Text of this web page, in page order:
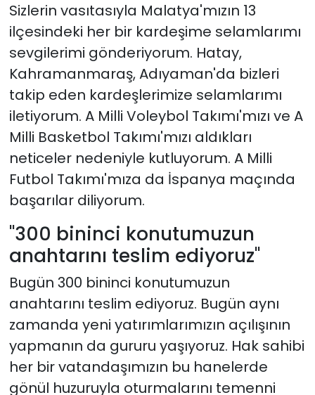
Sizlerin vasıtasıyla Malatya'mızın 13
ilçesindeki her bir kardeşime selamlarımı
sevgilerimi gönderiyorum. Hatay,
Kahramanmaraş, Adıyaman'da bizleri
takip eden kardeşlerimize selamlarımı
iletiyorum. A Milli Voleybol Takımı'mızı ve A
Milli Basketbol Takımı'mızı aldıkları
neticeler nedeniyle kutluyorum. A Milli
Futbol Takımı'mıza da İspanya maçında
başarılar diliyorum.
"300 bininci konutumuzun
anahtarını teslim ediyoruz"
Bugün 300 bininci konutumuzun
anahtarını teslim ediyoruz. Bugün aynı
zamanda yeni yatırımlarımızın açılışının
yapmanın da gururu yaşıyoruz. Hak sahibi
her bir vatandaşımızın bu hanelerde
gönül huzuruyla oturmalarını temenni